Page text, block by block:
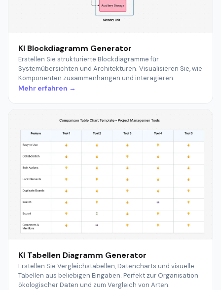
KI Blockdiagramm Generator
Erstellen Sie strukturierte Blockdiagramme für
Systemübersichten und Architekturen. Visualisieren Sie, wie
Komponenten zusammenhängen und interagieren.
Mehr erfahren →
KI Tabellen Diagramm Generator
Erstellen Sie Vergleichstabellen, Datencharts und visuelle
Tabellen aus beliebigen Eingaben. Perfekt zur Organisation
ökologischer Daten und zum Vergleich von Arten.